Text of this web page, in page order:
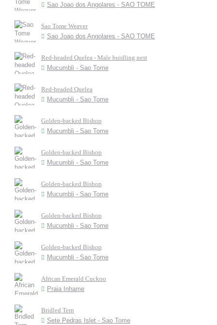
Sao Joao dos Angolares - SAO TOME
Sao Tome Weaver
Sao Joao dos Angolares - SAO TOME
Red-headed Quelea - Male buidling nest
Mucumbli - Sao Tome
Red-headed Quelea
Mucumbli - Sao Tome
Golden-backed Bishop
Mucumbli - Sao Tome
Golden-backed Bishop
Mucumbli - Sao Tome
Golden-backed Bishop
Mucumbli - Sao Tome
Golden-backed Bishop
Mucumbli - Sao Tome
Golden-backed Bishop
Mucumbli - Sao Tome
African Emerald Cuckoo
Praia Inhame
Bridled Tern
Sete Pedras Islet - Sao Tome